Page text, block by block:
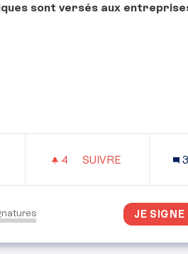
sont versés aux
4 4 ABONNÉS
SUIVRE
3
JE SIGNE